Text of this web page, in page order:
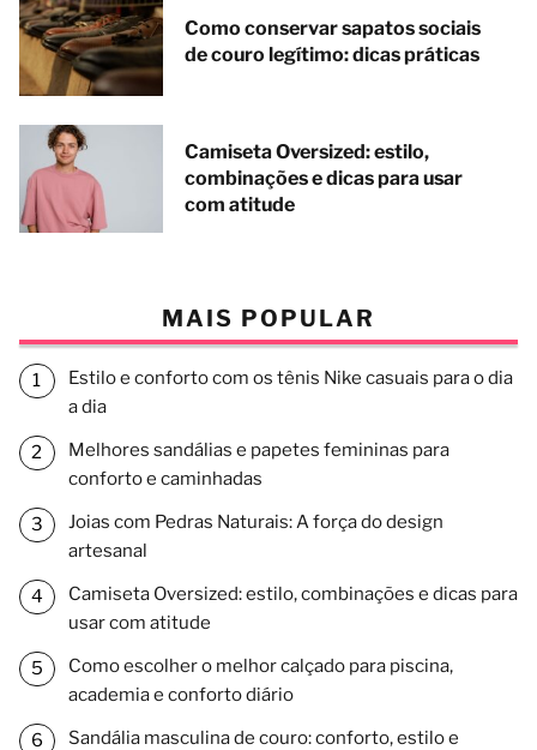
Como conservar sapatos sociais
de couro legítimo: dicas práticas
Camiseta Oversized: estilo,
combinações e dicas para usar
com atitude
MAIS POPULAR
Estilo e conforto com os tênis Nike casuais para o dia
a dia
Melhores sandálias e papetes femininas para
conforto e caminhadas
Joias com Pedras Naturais: A força do design
artesanal
Camiseta Oversized: estilo, combinações e dicas para
usar com atitude
Como escolher o melhor calçado para piscina,
academia e conforto diário
Sandália masculina de couro: conforto, estilo e